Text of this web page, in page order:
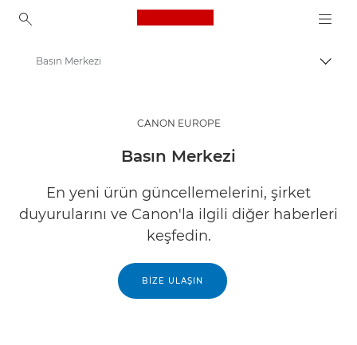
Canon Logo, back to
İçerik
Basın Merkezi
CANON EUROPE
Basın Merkezi
En yeni ürün güncellemelerini, şirket
duyurularını ve Canon'la ilgili diğer haberleri
keşfedin.
BİZE ULAŞIN